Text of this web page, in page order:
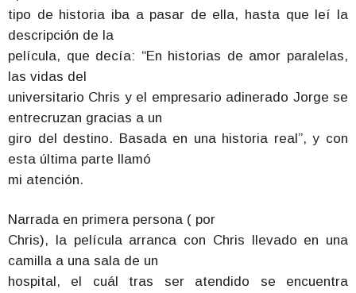
tipo de historia iba a pasar de ella, hasta que leí la
descripción de la
película, que decía: “En historias de amor paralelas,
las vidas del
universitario Chris y el empresario adinerado Jorge se
entrecruzan gracias a un
giro del destino. Basada en una historia real”, y con
esta última parte llamó
mi atención.
Narrada en primera persona ( por
Chris), la película arranca con Chris llevado en una
camilla a una sala de un
hospital, el cuál tras ser atendido se encuentra